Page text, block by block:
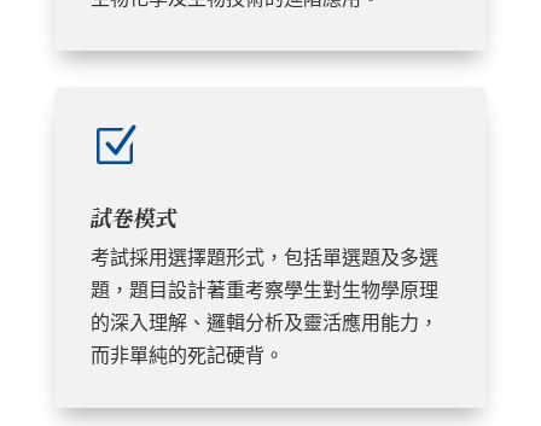
Z
試卷模式
考試採用選擇題形式，包括單選題及多選
題，題目設計著重考察學生對生物學原理
的深入理解、邏輯分析及靈活應用能力，
而非單純的死記硬背。